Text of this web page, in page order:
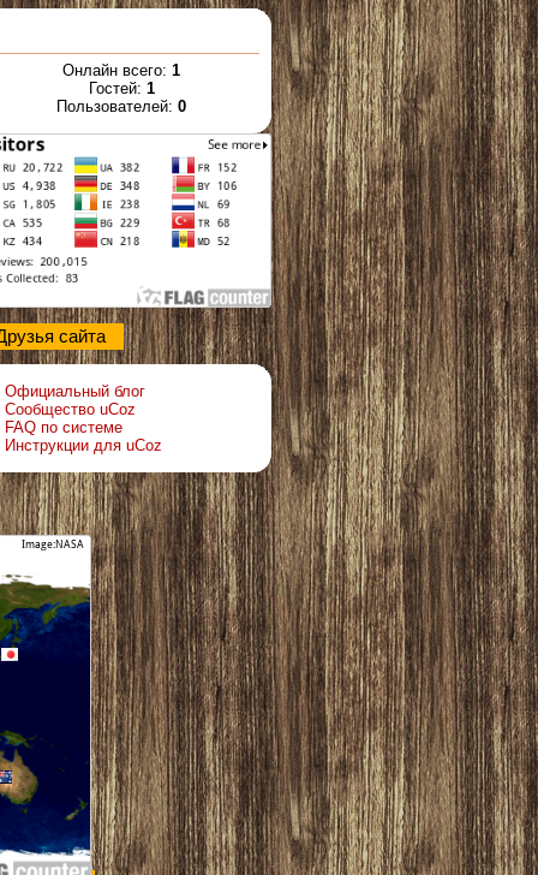
Онлайн всего: 1
Гостей: 1
Пользователей: 0
сайта
Официальный блог
Сообщество uCoz
FAQ по системе
Инструкции для uCoz